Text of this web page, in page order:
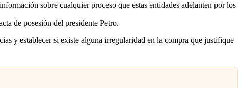
sobre cualquier proceso que estas entidades adelanten por los
de posesión del presidente Petro.
y establecer si existe alguna irregularidad en la compra que justifique